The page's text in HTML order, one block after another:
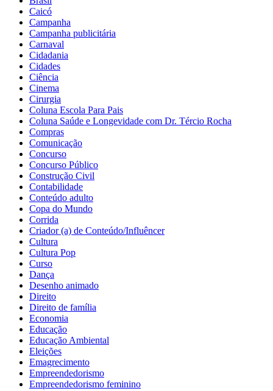
Caicó
Campanha
Campanha publicitária
Carnaval
Cidadania
Cidades
Ciência
Cinema
Cirurgia
Coluna Escola Para Pais
Coluna Saúde e Longevidade com Dr. Tércio Rocha
Compras
Comunicação
Concurso
Concurso Público
Construção Civil
Contabilidade
Conteúdo adulto
Copa do Mundo
Corrida
Criador (a) de Conteúdo/Influêncer
Cultura
Cultura Pop
Curso
Dança
Desenho animado
Direito
Direito de família
Economia
Educação
Educação Ambiental
Eleições
Emagrecimento
Empreendedorismo
Empreendedorismo feminino